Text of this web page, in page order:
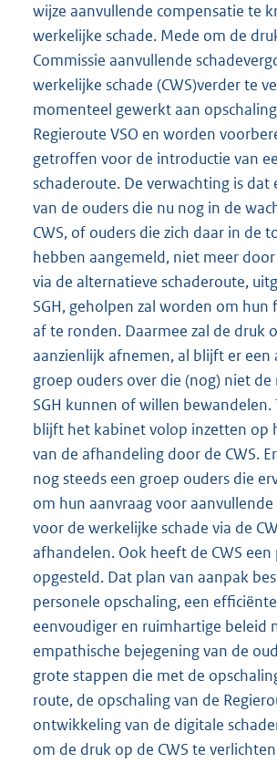
wijze aanvullende compensatie te
werkelijke schade. Mede om de
Commissie aanvullende
werkelijke schade (CWS)verder te
momenteel gewerkt aan
Regieroute VSO en worden
getroffen voor de introductie van
schaderoute. De verwachting is dat
van de ouders die nu nog in de
CWS, of ouders die zich daar in de
hebben aangemeld, niet meer door
via de alternatieve schaderoute,
SGH, geholpen zal worden om hun
af te ronden. Daarmee zal de druk
aanzienlijk afnemen, al blijft er een
groep ouders over die (nog) niet de
SGH kunnen of willen bewandelen.
blijft het kabinet volop inzetten op
van de afhandeling door de CWS.
nog steeds een groep ouders die
om hun aanvraag voor
voor de werkelijke schade via de
afhandelen. Ook heeft de CWS
opgesteld. Dat plan van aanpak
personele opschaling, een
eenvoudiger en ruimhartige beleid
empathische bejegening van de
grote stappen die met de
route, de opschaling van de
ontwikkeling van de digitale
om de druk op de CWS te